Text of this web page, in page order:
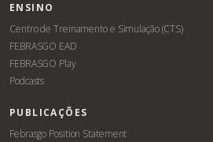
ENSINO
Centro de Treinamento e Simulação (CTS)
FEBRASGO EAD
FEBRASGO Play
Podcasts
PUBLICAÇÕES
Febrasgo Position Statement